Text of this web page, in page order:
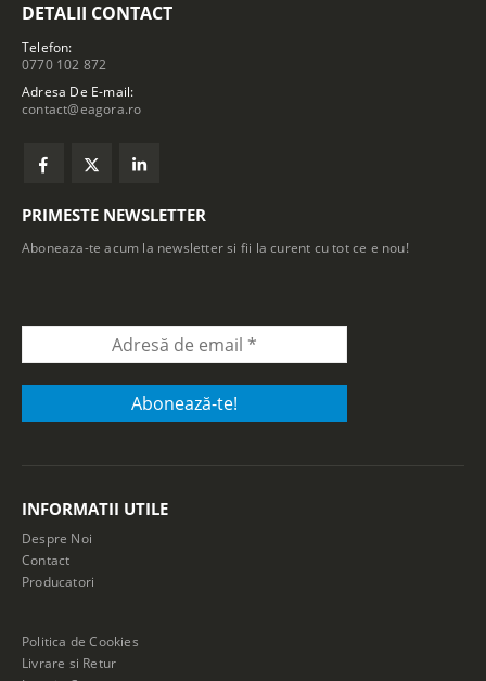
DETALII CONTACT
Telefon:
0770 102 872
Adresa De E-mail:
contact@eagora.ro
PRIMESTE NEWSLETTER
Aboneaza-te acum la newsletter si fii la curent cu tot ce e nou!
INFORMATII UTILE
Despre Noi
Contact
Producatori
Politica de Cookies
Livrare si Retur